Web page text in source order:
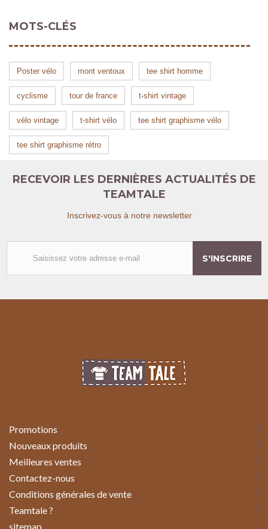
MOTS-CLÉS
Poster vélo mont ventoux tee shirt homme
cyclisme tour de france t-shirt vintage
vélo vintage t-shirt vélo tee shirt graphisme vélo
tee shirt graphisme rétro
RECEVOIR LES DERNIÈRES ACTUALITÉS DE
TEAMTALE
Inscrivez-vous à notre newsletter
S'INSCRIRE
Promotions
Nouveaux produits
Meilleures ventes
Contactez-nous
Conditions générales de vente
Teamtale ?
sitemap